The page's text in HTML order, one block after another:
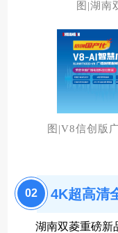
图|湖南
图|V8信创版
02 4K超高清
湖南双菱重磅新